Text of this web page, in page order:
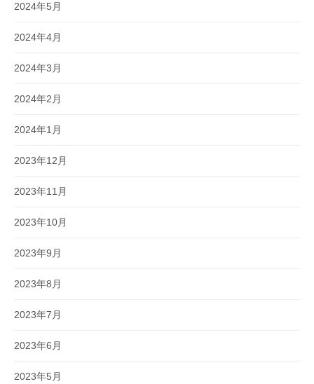
2024年5月
2024年4月
2024年3月
2024年2月
2024年1月
2023年12月
2023年11月
2023年10月
2023年9月
2023年8月
2023年7月
2023年6月
2023年5月